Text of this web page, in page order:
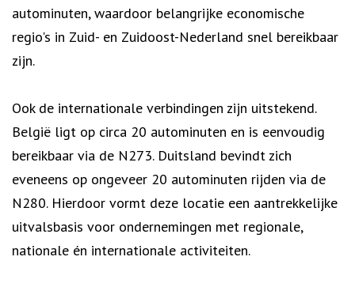
autominuten, waardoor belangrijke economische
regio's in Zuid- en Zuidoost-Nederland snel bereikbaar
zijn.
Ook de internationale verbindingen zijn uitstekend.
België ligt op circa 20 autominuten en is eenvoudig
bereikbaar via de N273. Duitsland bevindt zich
eveneens op ongeveer 20 autominuten rijden via de
N280. Hierdoor vormt deze locatie een aantrekkelijke
uitvalsbasis voor ondernemingen met regionale,
nationale én internationale activiteiten.